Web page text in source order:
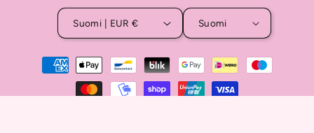
Suomi | EUR € Suomi
Maksutavat